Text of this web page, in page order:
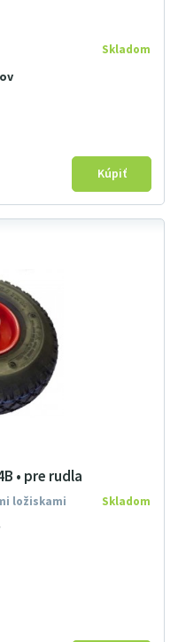
Skladom
• pre rudla
ložiskami Skladom